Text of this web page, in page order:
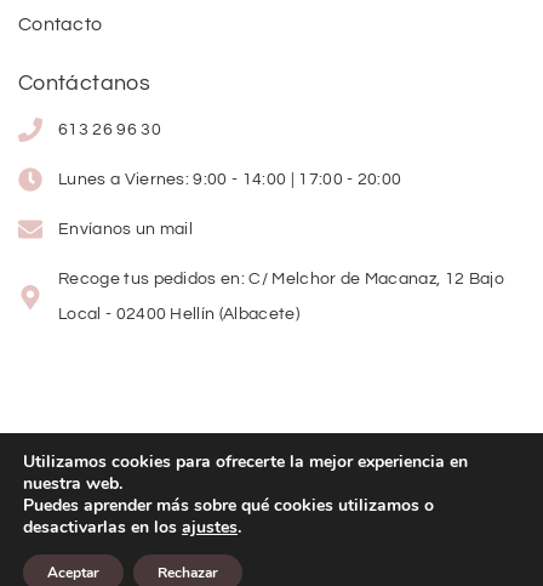
Contacto
Contáctanos
613 26 96 30
Lunes a Viernes: 9:00 - 14:00 | 17:00 - 20:00
Envíanos un mail
Recoge tus pedidos en: C/ Melchor de Macanaz, 12 Bajo
Local - 02400 Hellín (Albacete)
Copyright© 2026Lolitas Moda
Diseño web:
Utilizamos cookies para ofrecerte la mejor experiencia en
nuestra web.
Puedes aprender más sobre qué cookies utilizamos o
desactivarlas en los ajustes.
Aceptar Rechazar